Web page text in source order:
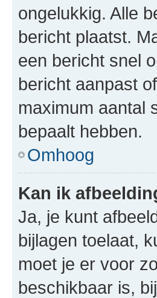
ongelukkig. Alle
bericht plaatst.
een bericht snel
bericht aanpast
maximum aantal
bepaalt hebben.
Omhoog
Kan ik
Ja, je kunt
bijlagen toelaat,
moet je er voor
beschikbaar is,